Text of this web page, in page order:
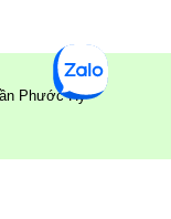
Phước Hỷ